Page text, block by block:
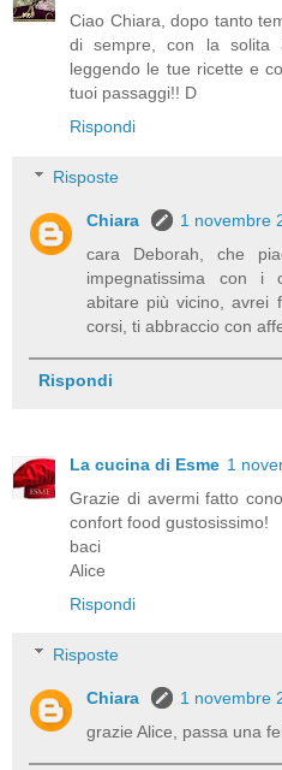
Ciao Chiara, dopo tanto
di sempre, con la solita
leggendo le tue ricette e
tuoi passaggi!! D
Rispondi
Risposte
Chiara
1 novembre
cara Deborah, che
impegnatissima con i
abitare più vicino, avrei
corsi, ti abbraccio con
Rispondi
La cucina di Esme 1
Grazie di avermi fatto
confort food gustosissimo!
baci
Alice
Rispondi
Risposte
Chiara
1 novembre
grazie Alice, passa una